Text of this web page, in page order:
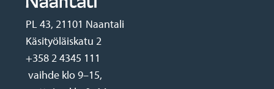
PL 43, 21101 Naantali
Käsityöläiskatu 2
+358 2 4345 111
vaihde klo 9–15,